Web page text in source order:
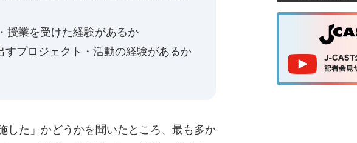
授業を受けた経験があるか
すプロジェクト・活動の経験があるか
た」かどうかを聞いたところ、最も多か